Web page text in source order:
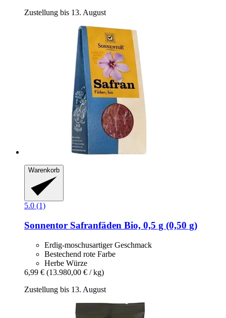
Zustellung bis 13. August
Warenkorb
5.0 (1)
Sonnentor Safranfäden Bio, 0,5 g (0,50 g)
Erdig-moschusartiger Geschmack
Bestechend rote Farbe
Herbe Würze
6,99 € (13.980,00 € / kg)
Zustellung bis 13. August